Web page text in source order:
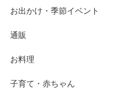
お出かけ・季節イベント
通販
お料理
子育て・赤ちゃん